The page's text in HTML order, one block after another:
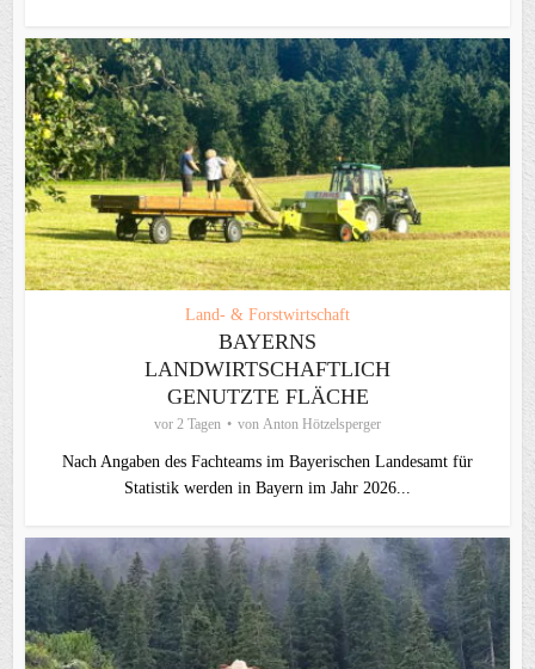
Land- & Forstwirtschaft
BAYERNS
LANDWIRTSCHAFTLICH
GENUTZTE FLÄCHE
vor 2 Tagen von Anton Hötzelsperger
Nach Angaben des Fachteams im Bayerischen Landesamt für
Statistik werden in Bayern im Jahr 2026...